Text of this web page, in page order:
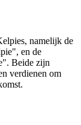
namelijk de
en de
Beide zijn
verdienen om